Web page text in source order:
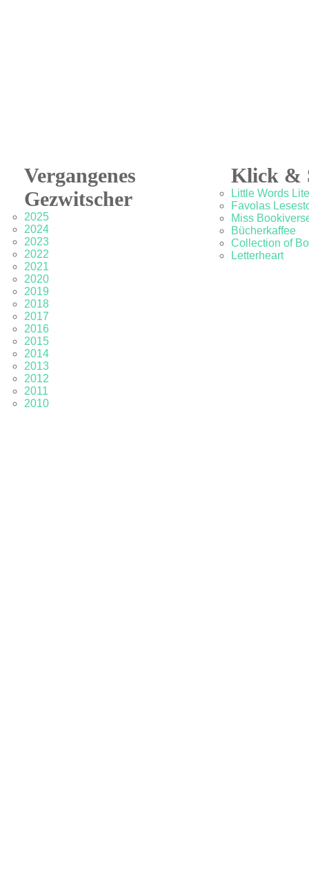
Vergangenes
Gezwitscher
2025
2024
2023
2022
2021
2020
2019
2018
2017
2016
2015
2014
2013
2012
2011
2010
Klick &
Little Words
Favolas
Miss
Bücherkaffee
Collection of
Letterheart